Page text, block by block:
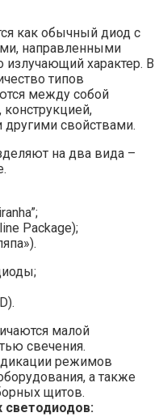
как обычный диод с
направленными
характер. В
типов
между собой
свойствами.
на два вида –
Package);
малой
свечения.
режимов
а также
щитов.
светодиодов: